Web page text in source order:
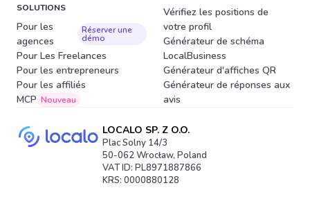
SOLUTIONS
Pour les
agences
Réserver une
démo
Pour Les Freelances
Pour les entrepreneurs
Pour les affiliés
MCP Nouveau
Vérifiez les positions de
votre profil
Générateur de schéma
LocalBusiness
Générateur d'affiches QR
Générateur de réponses aux
avis
LOCALO SP. Z O.O.
Plac Solny 14/3
50-062 Wrocław, Poland
VAT ID: PL8971887866
KRS: 0000880128